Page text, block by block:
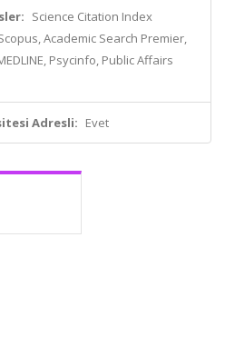
Science Citation Index
Academic Search Premier,
Psycinfo, Public Affairs
Adresli: Evet